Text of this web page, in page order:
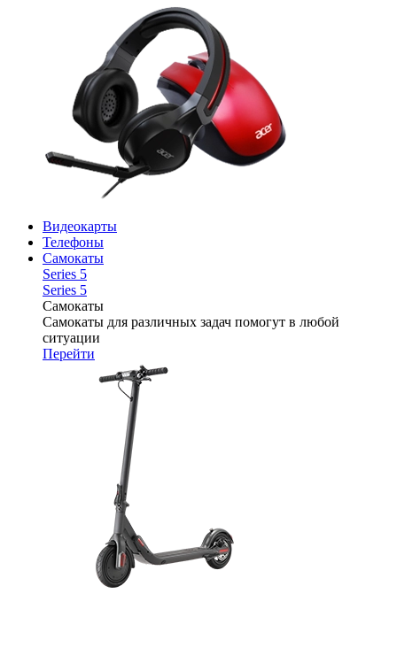
Видеокарты
Телефоны
Самокаты
Series 5
Series 5
Самокаты
Самокаты для различных задач помогут в любой
ситуации
Перейти